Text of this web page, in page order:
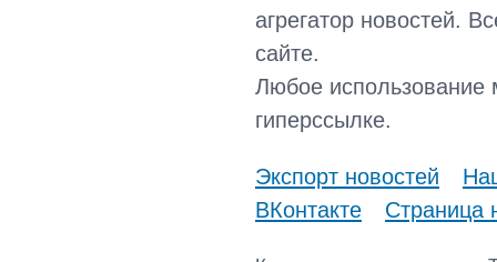
агрегатор новостей.
сайте.
Любое использование
гиперссылке.
Экспорт новостей
ВКонтакте
Страница